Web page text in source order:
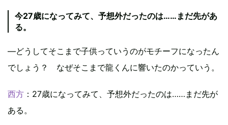
今27歳になってみて、予想外だったのは……まだ先があ
る。
―どうしてそこまで子供っていうのがモチーフになったん
でしょう？ なぜそこまで龍くんに響いたのかっていう。
西方 ：27歳になってみて、予想外だったのは……まだ先が
ある。